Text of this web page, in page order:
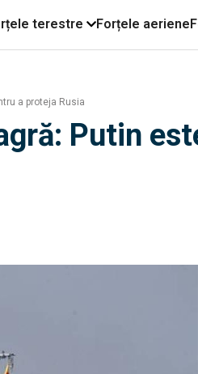
terestre Forțele aeriene
a proteja Rusia
Putin